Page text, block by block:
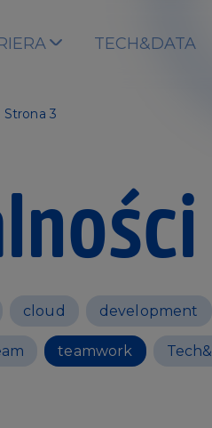
TECH&DATA
Strona 3
cloud development
teamwork